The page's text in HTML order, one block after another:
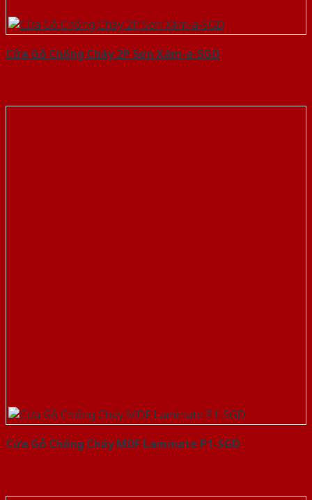
Cửa Gỗ Chống Cháy 2P Sơn Xám-a-SGD
Cửa Gỗ Chống Cháy MDF Laminate P1-SGD